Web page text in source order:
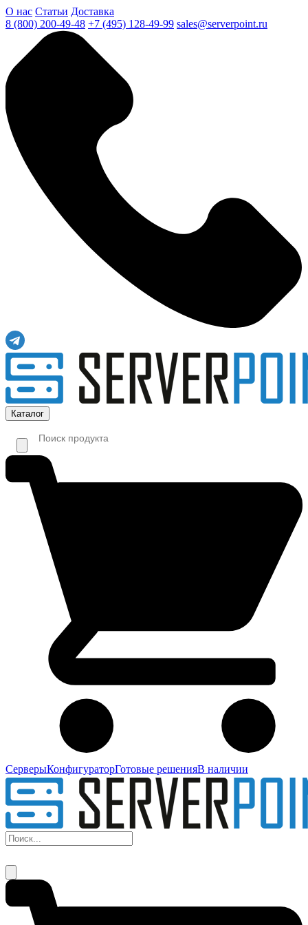
О нас Статьи Доставка
8 (800) 200-49-48 +7 (495) 128-49-99 sales@serverpoint.ru
Каталог
СерверыКонфигураторГотовые решенияВ наличии